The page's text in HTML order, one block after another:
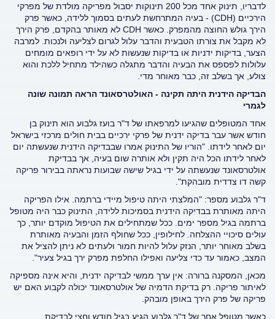
לדבריו, תינוק אחד מכל 200 תינוקות יסבול מפריקה מולדת של מפרקי
הירכיים (CDH) - בעיה המתרחשת לעתים בסמוך ללידה, כאשר פרק
הירך גולש החוצה מהמפרק. כאשר CDH לא מאותר בהקדם, פרק הירך
לא מקבל את צורתו הטבעית והדבר עלול לגרום לצליעה ולנכות. למרבה
הצער, בדיקות ידניות או בדיקות שנעשות לא על ידי רופאים מומחים
עלולות לפספס את הבעיה והדבר מתגלה כשהילד מתחיל ללכת והוא
צולע, אך בשלב זה, כבר מאוחר מדי.
הבדיקה הידנית היתה תקינה - האולטרסאונד הראה תמונה שונה
לגמרי
אחד המטופלים שהגיעו למרפאתו של ד"ר בועז גלבוע הוא תינוק בן
חודש אשר עבר בדיקה ידנית של פרקי ירכיים בבית חולים מרכזי בישראל
יום לאחר לידתו. "הוריו של התינוק אמרו שבבדיקה הידנית שנעשתה יום
לאחר לידתו הכל היה תקין ולא אותרה שום בעיה, אך בבדיקת
אולטרסאונד שנעשתה על ידי בגיל שישה שבועות נראתה בבירור פריקה
קשה דו צדדית מובהקת".
ד"ר גלבוע מספר: "המלצתי היתה טיפול מיידי ברתמה. אילו הפריקה
היתה מאותרת בבדיקה הידנית בסמיכות ללידה, התינוק כבר היה מטופל
ברתמה בגיל מספר ימים. ככל שמתחילים את הטיפול מוקדם יותר, כך
עולים סיכויי ההצלחה. לחילופין, ככל שחולף הזמן והבעיה מאותרת
בשלב מאוחר יותר, הנזק עלול להיות חמור ולעתים לא ניתן להציל את
המצב, כאמור עד כדי צליעה ואפילו החלפת מפרק ירך בגיל צעיר".
מכאן, המסקנה ברורה: אין ערך ממשי לבדיקה ידנית, והיא אינה מספיקה
לאיתור פריקה. רק בדיקת הדמיה של אולטרסאונד יכולה לקבוע האם יש
פריקה של פרק הירך באופן מובהק.
כאשר מטופל אחר של ד"ר גלבוע הגיע בגיל חודש וחצי לבדיקת